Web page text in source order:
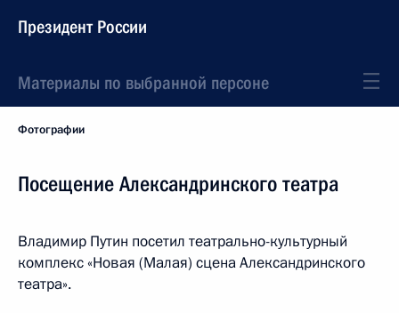
Президент России
Материалы по выбранной персоне
Фотографии
Посещение Александринского театра
Владимир Путин посетил театрально-культурный
комплекс «Новая (Малая) сцена Александринского
театра».